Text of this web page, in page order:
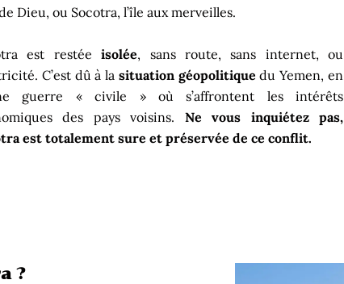
Dieu, ou Socotra, l’île aux merveilles.
est restée isolée, sans route, sans internet, ou
C’est dû à la situation géopolitique du Yemen, en
guerre « civile » où s’affrontent les intérêts
des pays voisins. Ne vous inquiétez pas,
est totalement sure et préservée de ce conflit.
?